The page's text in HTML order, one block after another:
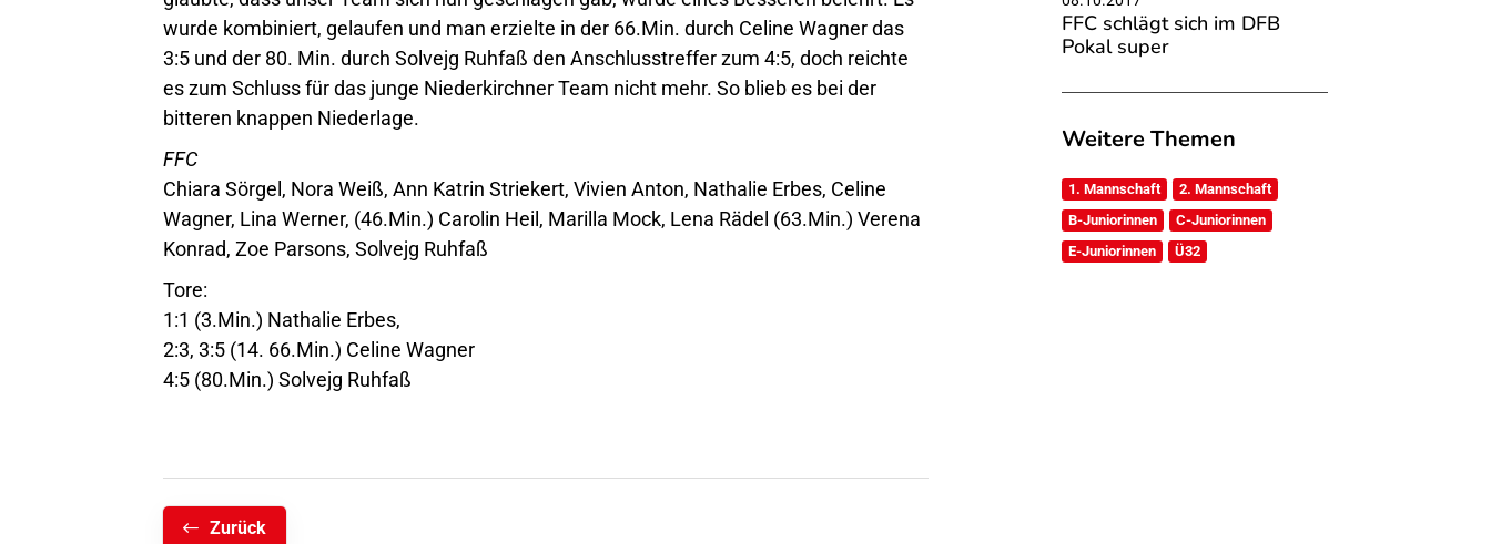
wurde kombiniert, gelaufen und man erzielte in der 66.Min. durch Celine Wagner das
3:5 und der 80. Min. durch Solvejg Ruhfaß den Anschlusstreffer zum 4:5, doch reichte
es zum Schluss für das junge Niederkirchner Team nicht mehr. So blieb es bei der
bitteren knappen Niederlage.
FFC
Chiara Sörgel, Nora Weiß, Ann Katrin Striekert, Vivien Anton, Nathalie Erbes, Celine
Wagner, Lina Werner, (46.Min.) Carolin Heil, Marilla Mock, Lena Rädel (63.Min.) Verena
Konrad, Zoe Parsons, Solvejg Ruhfaß
Tore:
1:1 (3.Min.) Nathalie Erbes,
2:3, 3:5 (14. 66.Min.) Celine Wagner
4:5 (80.Min.) Solvejg Ruhfaß
Zurück
FFC schlägt sich im DFB
Pokal super
Weitere Themen
1. Mannschaft
2. Mannschaft
B-Juniorinnen
C-Juniorinnen
E-Juniorinnen
Ü32